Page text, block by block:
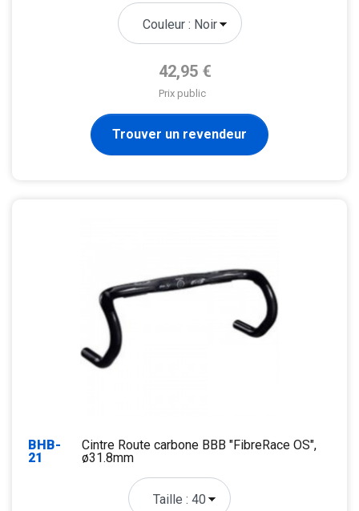
Prix de base
42,95 €
Prix public
Trouver un revendeur
BHB-
21
Cintre Route carbone BBB "FibreRace OS",
ø31.8mm